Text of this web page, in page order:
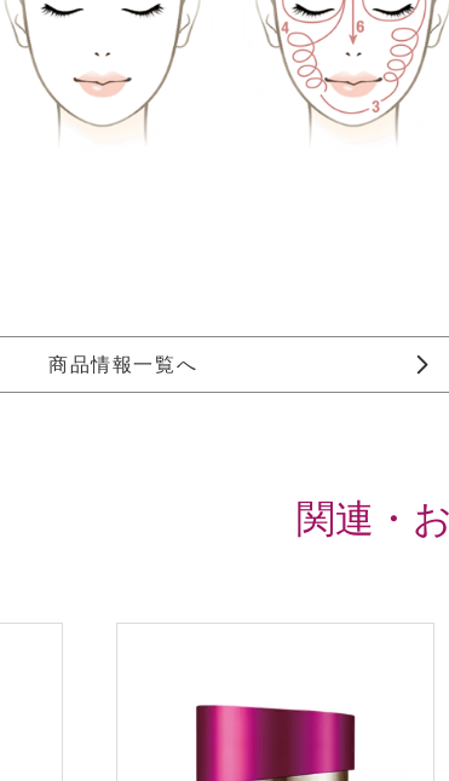
商品情報一覧へ
関連・